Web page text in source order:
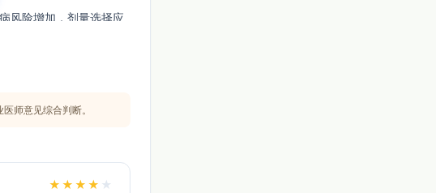
风险增加，剂量选择应
师意见综合判断。
★ ★ ★ ★ ★